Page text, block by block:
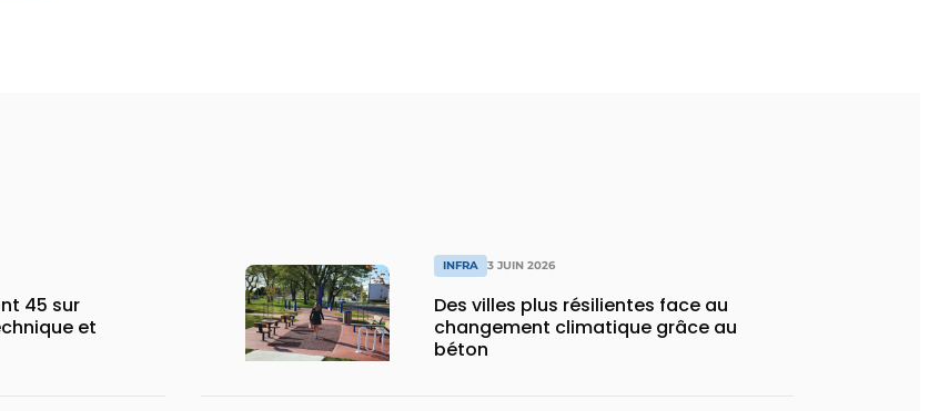
45 sur
et
INFRA 3 JUIN 2026
Des villes plus résilientes face au
changement climatique grâce au
béton